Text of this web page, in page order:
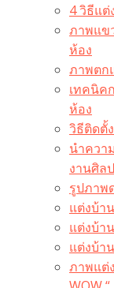
4 วิธีแ
ภาพแข
ห้อง
ภาพตก
เทคนิค
ห้อง
วิธีติดตั้
นำควา
งานศิล
รูปภาพ
แต่งบ้า
แต่งบ้า
แต่งบ้า
ภาพแต่